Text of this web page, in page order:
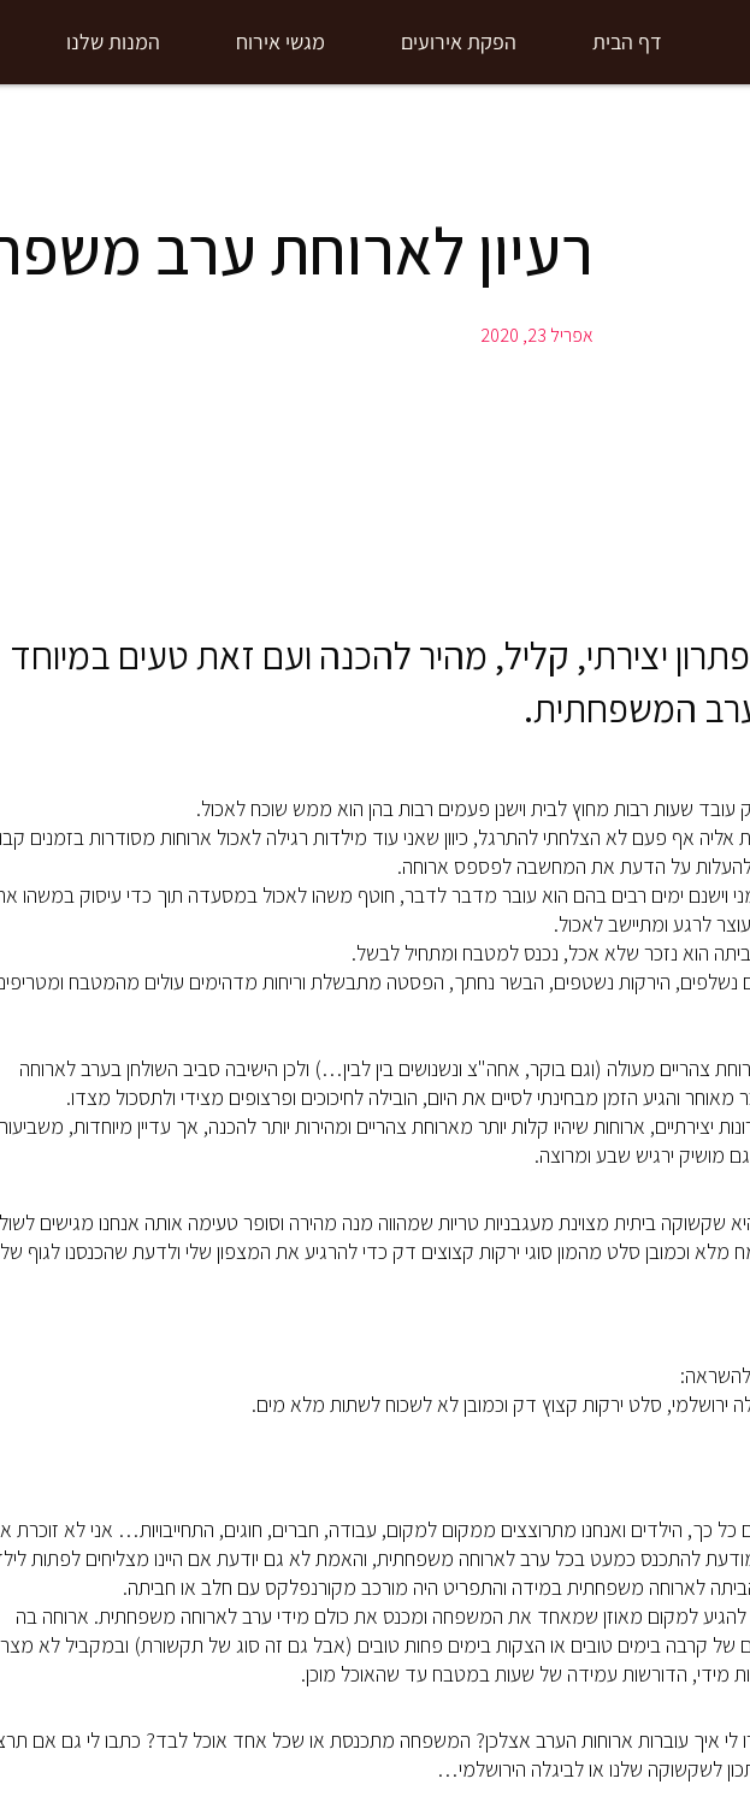
דף הבית הפקת אירועים מגשי אירוח המנות שלנו
רעיון לארוחת ערב
אפריל 23, 2020
יצירתי, קליל, מהיר להכנה ועם זאת טעים במיוחד
המשפחתית.
עובד שעות רבות מחוץ לבית וישנן פעמים רבות בהן הוא ממש שוכח לאכול.
אף פעם לא הצלחתי להתרגל, כיוון שאני עוד מילדות רגילה לאכול ארוחות מסודרות בזמנים
להעלות על הדעת את המחשבה לפספס ארוחה.
וישנם ימים רבים בהם הוא עובר מדבר לדבר, חוטף משהו לאכול במסעדה תוך כדי עיסוק במשהו
לרגע ומתיישב לאכול.
הוא נזכר שלא אכל, נכנס למטבח ומתחיל לבשל.
נשלפים, הירקות נשטפים, הבשר נחתך, הפסטה מתבשלת וריחות מדהימים עולים מהמטבח
צהריים מעולה (וגם בוקר, אחה"צ ונשנושים בין לבין…) ולכן הישיבה סביב השולחן בערב לארוחה
והגיע הזמן מבחינתי לסיים את היום, הובילה לחיכוכים ופרצופים מצידי ולתסכול מצדו.
יצירתיים, ארוחות שיהיו קלות יותר מארוחת צהריים ומהירות יותר להכנה, אך עדיין מיוחדות,
מושיק ירגיש שבע ומרוצה.
שקשוקה ביתית מצוינת מעגבניות טריות שמהווה מנה מהירה וסופר טעימה אותה אנחנו מגישים
מלא וכמובן סלט מהמון סוגי ירקות קצוצים דק כדי להרגיע את המצפון שלי ולדעת שהכנסנו לגוף
ירושלמי, סלט ירקות קצוץ דק וכמובן לא לשכוח לשתות מלא מים.
כל כך, הילדים ואנחנו מתרוצצים ממקום למקום, עבודה, חברים, חוגים, התחייבויות… אני לא זוכרת
להתכנס כמעט בכל ערב לארוחה משפחתית, והאמת לא גם יודעת אם היינו מצליחים לפתות
הביתה לארוחה משפחתית במידה והתפריט היה מורכב מקורנפלקס עם חלב או חביתה.
למקום מאוזן שמאחד את המשפחה ומכנס את כולם מידי ערב לארוחה משפחתית. ארוחה בה
של קרבה בימים טובים או הצקות בימים פחות טובים (אבל גם זה סוג של תקשורת) ובמקביל לא
מידי, הדורשות עמידה של שעות במטבח עד שהאוכל מוכן.
לי איך עוברות ארוחות הערב אצלכן? המשפחה מתכנסת או שכל אחד אוכל לבד? כתבו לי גם אם
לשקשוקה שלנו או לביגלה הירושלמי…